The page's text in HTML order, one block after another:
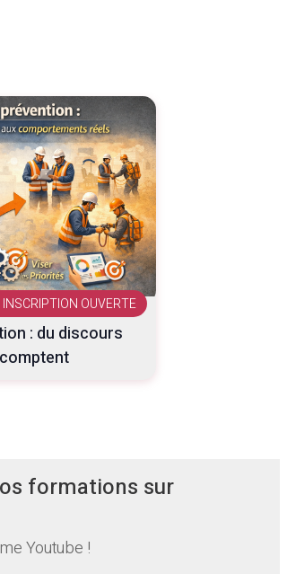
INSCRIPTION OUVERTE
: du discours
formations sur
Youtube !